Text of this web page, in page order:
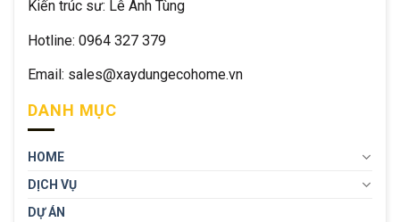
Kiến trúc sư: Lê Anh Tùng
Hotline: 0964 327 379
Email: sales@xaydungecohome.vn
DANH MỤC
HOME
DỊCH VỤ
DỰ ÁN